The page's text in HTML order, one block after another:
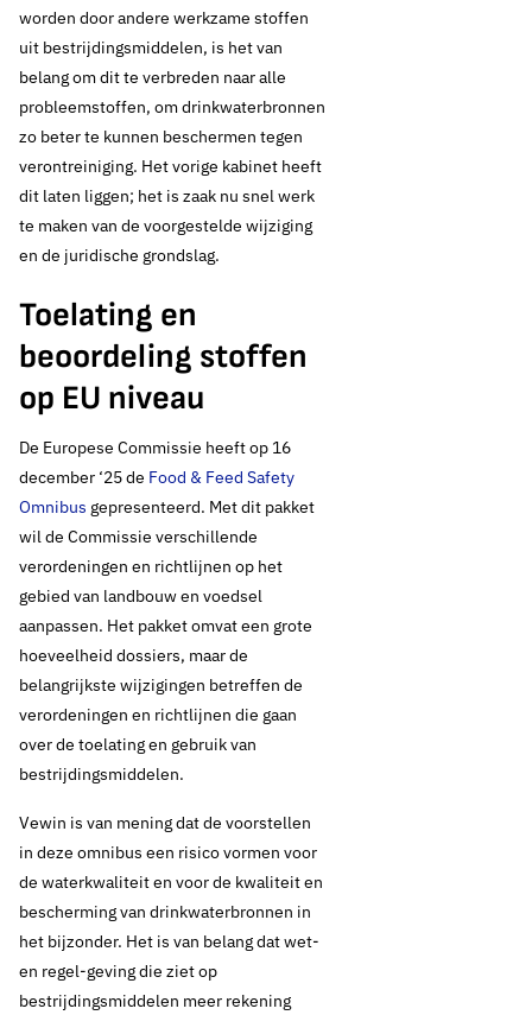
Aanpak
bestrijdingsmiddelen
in
drinkwaterbronnen
Thema's:
Drinkwaterbronnen en landbouw
Europese regelgeving
worden door andere werkzame stoffen
uit bestrijdingsmiddelen, is het van
belang om dit te verbreden naar alle
probleemstoffen, om drinkwaterbronnen
zo beter te kunnen beschermen tegen
verontreiniging. Het vorige kabinet heeft
dit laten liggen; het is zaak nu snel werk
te maken van de voorgestelde wijziging
en de juridische grondslag.
Toelating en
beoordeling stoffen
op EU niveau
De Europese Commissie heeft op 16
december ‘25 de Food & Feed Safety
Omnibus gepresenteerd. Met dit pakket
wil de Commissie verschillende
verordeningen en richtlijnen op het
gebied van landbouw en voedsel
aanpassen. Het pakket omvat een grote
hoeveelheid dossiers, maar de
belangrijkste wijzigingen betreffen de
verordeningen en richtlijnen die gaan
over de toelating en gebruik van
bestrijdingsmiddelen.
Vewin is van mening dat de voorstellen
in deze omnibus een risico vormen voor
de waterkwaliteit en voor de kwaliteit en
bescherming van drinkwaterbronnen in
het bijzonder. Het is van belang dat wet-
en regel-geving die ziet op
bestrijdingsmiddelen meer rekening